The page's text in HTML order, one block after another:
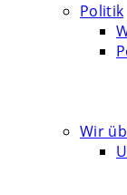
Politik
Wir